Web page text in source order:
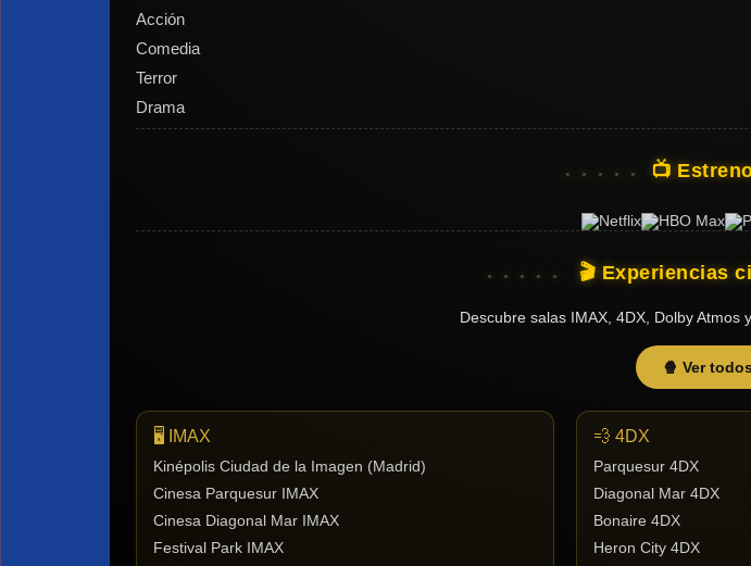
Acción
Comedia
Terror
Drama
📺
🎬 Experiencias
Descubre salas IMAX, 4DX, Dolby Atmos
🍿 Ver
🖥️ IMAX
Kinépolis Ciudad de la Imagen (Madrid)
Cinesa Parquesur IMAX
Cinesa Diagonal Mar IMAX
Festival Park IMAX
💨 4DX
Parquesur 4DX
Diagonal Mar 4DX
Bonaire 4DX
Heron City 4DX